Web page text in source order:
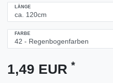
LÄNGE
FARBE
1,49 EUR *